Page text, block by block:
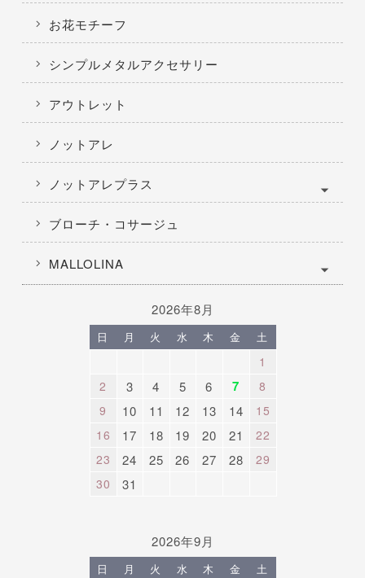
お花モチーフ
シンプルメタルアクセサリー
アウトレット
ノットアレ
ノットアレプラス
ブローチ・コサージュ
MALLOLINA
2026年8月
日 月 火 水 木 金 土
1
2
3 4 5 6 7
8
9
10 11 12 13 14
15
16
17 18 19 20 21
22
23
24 25 26 27 28
29
30
31
2026年9月
日 月 火 水 木 金 土